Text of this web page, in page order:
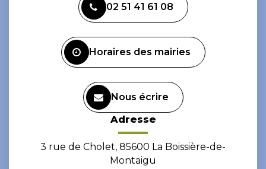
le
compte
le
compte
02 51 41 61 08
Horaires des mairies
Nous écrire
Adresse
3 rue de Cholet, 85600 La Boissière-de-
Montaigu